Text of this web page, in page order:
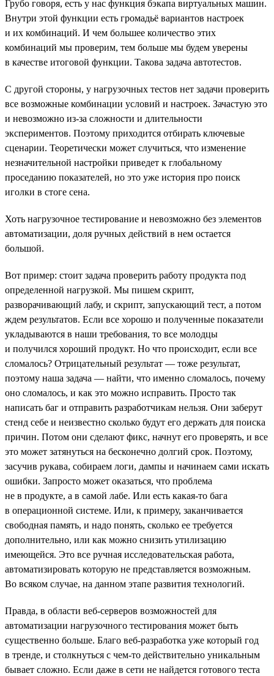
Грубо говоря, есть у нас функция бэкапа виртуальных машин.
Внутри этой функции есть громадьё вариантов настроек
и их комбинаций. И чем большее количество этих
комбинаций мы проверим, тем больше мы будем уверены
в качестве итоговой функции. Такова задача автотестов.
С другой стороны, у нагрузочных тестов нет задачи проверить
все возможные комбинации условий и настроек. Зачастую это
и невозможно из-за сложности и длительности
экспериментов. Поэтому приходится отбирать ключевые
сценарии. Теоретически может случиться, что изменение
незначительной настройки приведет к глобальному
проседанию показателей, но это уже история про поиск
иголки в стоге сена.
Хоть нагрузочное тестирование и невозможно без элементов
автоматизации, доля ручных действий в нем остается
большой.
Вот пример: стоит задача проверить работу продукта под
определенной нагрузкой. Мы пишем скрипт,
разворачивающий лабу, и скрипт, запускающий тест, а потом
ждем результатов. Если все хорошо и полученные показатели
укладываются в наши требования, то все молодцы
и получился хороший продукт. Но что происходит, если все
сломалось? Отрицательный результат — тоже результат,
поэтому наша задача — найти, что именно сломалось, почему
оно сломалось, и как это можно исправить. Просто так
написать баг и отправить разработчикам нельзя. Они заберут
стенд себе и неизвестно сколько будут его держать для поиска
причин. Потом они сделают фикс, начнут его проверять, и все
это может затянуться на бесконечно долгий срок. Поэтому,
засучив рукава, собираем логи, дампы и начинаем сами искать
ошибки. Запросто может оказаться, что проблема
не в продукте, а в самой лабе. Или есть какая-то бага
в операционной системе. Или, к примеру, заканчивается
свободная память, и надо понять, сколько ее требуется
дополнительно, или как можно снизить утилизацию
имеющейся. Это все ручная исследовательская работа,
автоматизировать которую не представляется возможным.
Во всяком случае, на данном этапе развития технологий.
Правда, в области веб-серверов возможностей для
автоматизации нагрузочного тестирования может быть
существенно больше. Благо веб-разработка уже который год
в тренде, и столкнуться с чем-то действительно уникальным
бывает сложно. Если даже в сети не найдется готового теста